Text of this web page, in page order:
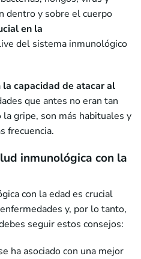
dentro y sobre el cuerpo
en la
del sistema inmunológico
capacidad de atacar al
que antes no eran tan
gripe, son más habituales y
frecuencia.
inmunológica con la
con la edad es crucial
y, por lo tanto,
seguir estos consejos:
ha asociado con una mejor